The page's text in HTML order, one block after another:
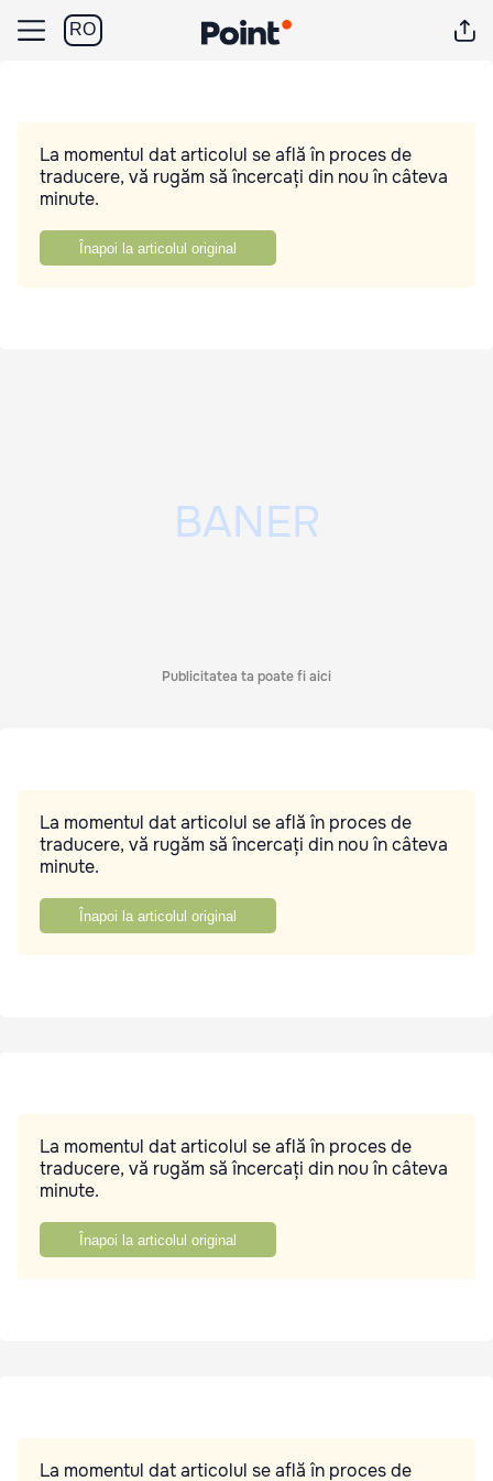
RO
La momentul dat articolul se află în proces de
traducere, vă rugăm să încercați din nou în câteva
minute.
Înapoi la articolul original
Publicitatea ta poate fi aici
La momentul dat articolul se află în proces de
traducere, vă rugăm să încercați din nou în câteva
minute.
Înapoi la articolul original
La momentul dat articolul se află în proces de
traducere, vă rugăm să încercați din nou în câteva
minute.
Înapoi la articolul original
La momentul dat articolul se află în proces de